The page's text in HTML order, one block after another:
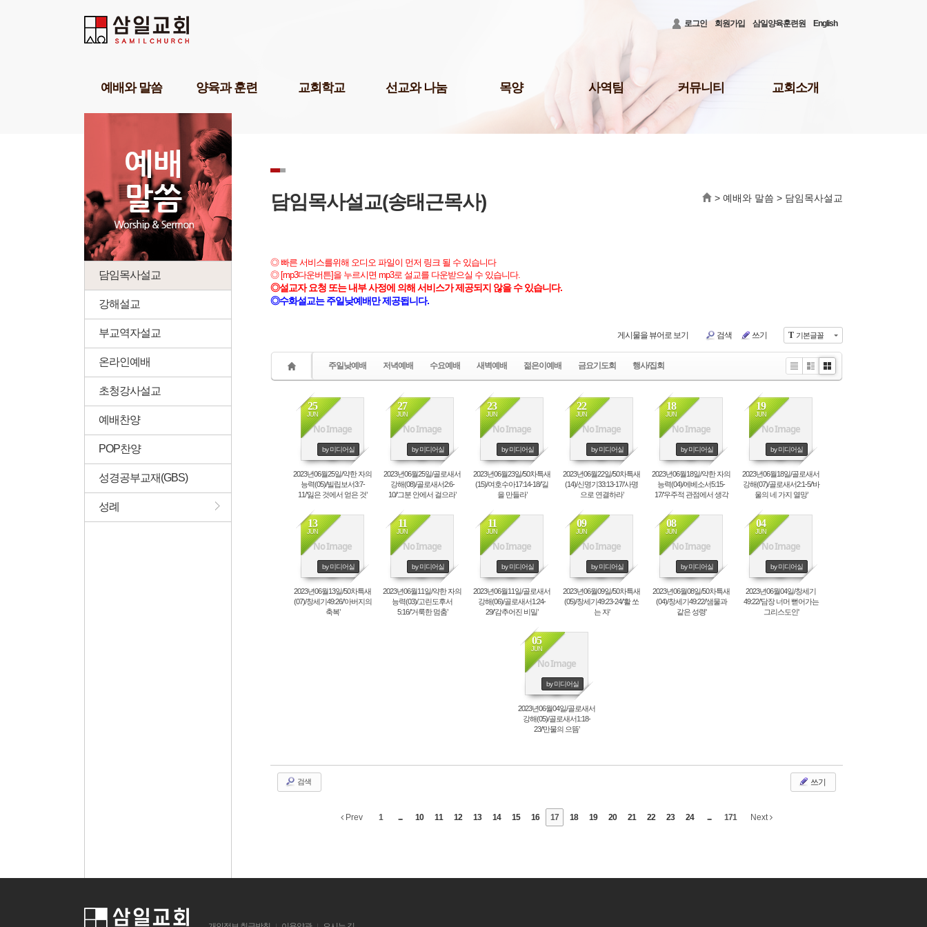
로그인
회원가입 삼일양육훈련원 English
예배와 말씀
부교역자설교
초청강사설교
예배찬양
POP찬양
성경공부교재(GBS)
성례
양육과 훈련
삼일기도학교
303비전암송학교
묵상학교
삼일아카데미
위플러스가정예배
미셔널신학연구소
교회학교
교회학교 게시판
삼일 교육 자료실
삼일 어린이 도서관
삼일아기학교
선교와 나눔 목양
장년진
남여전도회
사역팀
미디어팀
헤세드 상담센터
사랑교육부
커뮤니티
공지사항
장소신청현황
1:1문의
홈페이지수정요청
수양관예약(확정)확인
교회소개
새가족 등록 안내
담임목사설교
강해설교
부교역자설교
온라인예배
초청강사설교
예배찬양
POP찬양
성경공부교재(GBS)
성례
담임목사설교(송태근목사) > 예배와 말씀 > 담임목사설교
◎ 빠른 서비스를위해 오디오 파일이 먼저 링크 될 수 있습니다
◎ [mp3다운버튼]을 누르시면 mp3로 설교를 다운받으실 수 있습니다.
◎설교자 요청 또는 내부 사정에 의해 서비스가 제공되지 않을 수 있습니다.
◎수화설교는 주일낮예배만 제공됩니다.
T 기본글꼴
게시물을 뷰어로 보기 검색 쓰기
주일낮예배 저녁예배 수요예배 새벽예배 젊은이예배 금요기도회
행사/집회
Li
Zi
G
No Image
25
JUN
by 미디어실
2023년06월25일/약한 자의
능력(05)/빌립보서3:7-
11/’잃은 것에서 얻은 것’
No Image
27
JUN
by 미디어실
2023년06월25일/골로새서
강해(08)/골로새서2:6-
10/‘그분 안에서 걸으라’
No Image
23
JUN
by 미디어실
2023년06월23일/50차특새
(15)/여호수아17:14-18/’길
을 만들라’
No Image
22
JUN
by 미디어실
2023년06월22일/50차특새
(14)/신명기33:13-17/’사명
으로 연결하라’
No Image
18
JUN
by 미디어실
2023년06월18일/약한 자의
능력(04)/에베소서5:15-
17/’우주적 관점에서 생각
No Image
19
JUN
by 미디어실
2023년06월18일/골로새서
강해(07)/골로새서2:1-5/‘바
울의 네 가지 열망’
No Image
13
JUN
by 미디어실
2023년06월13일/50차특새
(07)/창세기49:26/’아버지의
축복’
No Image
11
JUN
by 미디어실
2023년06월11일/약한 자의
능력(03)/고린도후서
5:16/’거룩한 멈춤’
No Image
11
JUN
by 미디어실
2023년06월11일/골로새서
강해(06)/골로새서1:24-
29/‘감추어진 비밀’
No Image
09
JUN
by 미디어실
2023년06월09일/50차특새
(05)/창세기49:23-24/’활 쏘
는 자'
No Image
08
JUN
by 미디어실
2023년06월08일/50차특새
(04)/창세기49:22/’샘물과
같은 성령'
No Image
04
JUN
by 미디어실
2023년06월04일/창세기
49:22/’담장 너머 뻗어가는
그리스도인'
No Image
05
JUN
by 미디어실
2023년06월04일/골로새서
강해(05)/골로새서1:18-
23/‘만물의 으뜸’
검색 쓰기
Prev 1 ... 10 11 12 13 14 15 16 17 18 19 20 21 22 23 24 ... 171 Next